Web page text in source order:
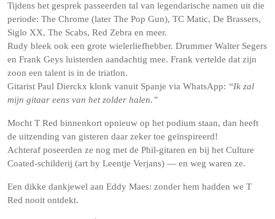
Tijdens het gesprek passeerden tal van legendarische namen uit die
periode: The Chrome (later The Pop Gun), TC Matic, De Brassers,
Siglo XX, The Scabs, Red Zebra en meer.
Rudy bleek ook een grote wielerliefhebber. Drummer Walter Segers
en Frank Geys luisterden aandachtig mee. Frank vertelde dat zijn
zoon een talent is in de triatlon.
Gitarist Paul Dierckx klonk vanuit Spanje via WhatsApp: “Ik zal
mijn gitaar eens van het zolder halen.”
Mocht T Red binnenkort opnieuw op het podium staan, dan heeft
de uitzending van gisteren daar zeker toe geïnspireerd!
Achteraf poseerden ze nog met de Phil-gitaren en bij het Culture
Coated-schilderij (art by Leentje Verjans) — en weg waren ze.
Een dikke dankjewel aan Eddy Maes: zonder hem hadden we T
Red nooit ontdekt.